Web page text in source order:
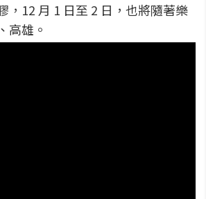
，12 月 1 日至 2 日，也將隨著樂
高雄。